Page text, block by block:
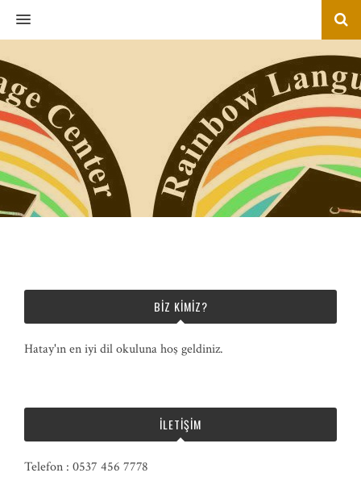
MENU
BIZ KIMIZ?
Hatay'ın en iyi dil okuluna hoş geldiniz.
İLETIŞIM
Telefon : 0537 456 7778